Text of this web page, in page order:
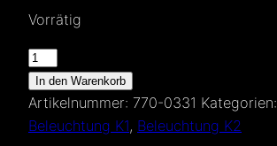
Vorrätig
Linsenzylinderschraube
mit
Spitze
Menge
In den Warenkorb
Artikelnummer: 770-0331 Kategorien:
Beleuchtung K1, Beleuchtung K2